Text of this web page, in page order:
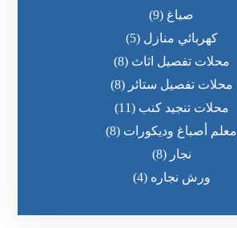
صباغ (9)
كهربائي منازل (5)
محلات تفصيل اثاث (8)
محلات تفصيل ستائر (8)
محلات تنجيد كنب (11)
معلم أصباغ وديكورات (8)
نجار (8)
ورش نجاره (4)